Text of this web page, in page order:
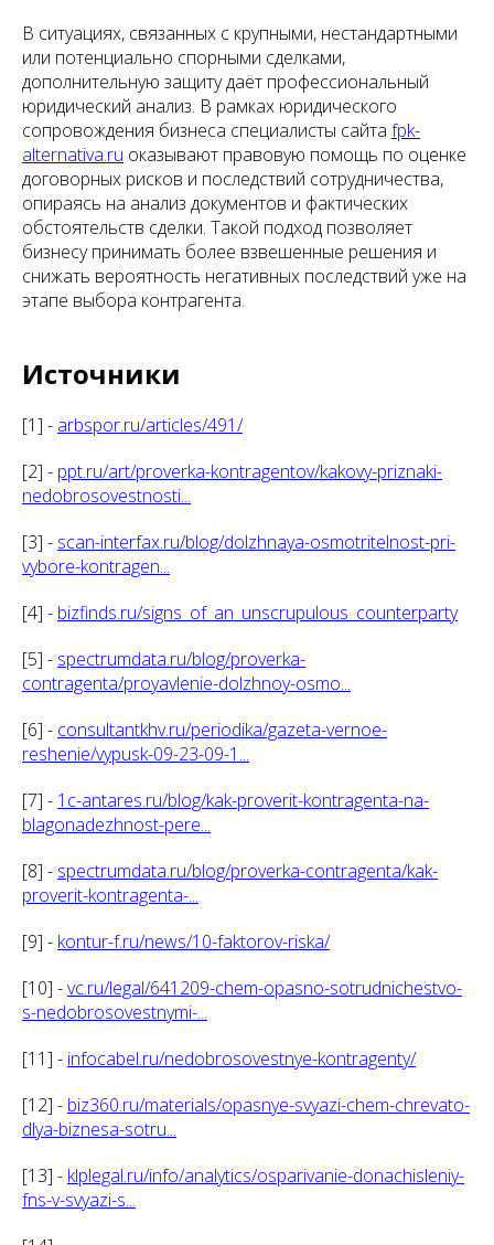
В ситуациях, связанных с крупными, нестандартными
или потенциально спорными сделками,
дополнительную защиту даёт профессиональный
юридический анализ. В рамках юридического
сопровождения бизнеса специалисты сайта fpk-
alternativa.ru оказывают правовую помощь по оценке
договорных рисков и последствий сотрудничества,
опираясь на анализ документов и фактических
обстоятельств сделки. Такой подход позволяет
бизнесу принимать более взвешенные решения и
снижать вероятность негативных последствий уже на
этапе выбора контрагента.
Источники
[1] - arbspor.ru/articles/491/
[2] - ppt.ru/art/proverka-kontragentov/kakovy-priznaki-
nedobrosovestnosti...
[3] - scan-interfax.ru/blog/dolzhnaya-osmotritelnost-pri-
vybore-kontragen...
[4] - bizfinds.ru/signs_of_an_unscrupulous_counterparty
[5] - spectrumdata.ru/blog/proverka-
contragenta/proyavlenie-dolzhnoy-osmo...
[6] - consultantkhv.ru/periodika/gazeta-vernoe-
reshenie/vypusk-09-23-09-1...
[7] - 1c-antares.ru/blog/kak-proverit-kontragenta-na-
blagonadezhnost-pere...
[8] - spectrumdata.ru/blog/proverka-contragenta/kak-
proverit-kontragenta-...
[9] - kontur-f.ru/news/10-faktorov-riska/
[10] -vc.ru/legal/641209-chem-opasno-sotrudnichestvo-
s-nedobrosovestnymi-...
[11] - infocabel.ru/nedobrosovestnye-kontragenty/
[12] - biz360.ru/materials/opasnye-svyazi-chem-chrevato-
dlya-biznesa-sotru...
[13] - klplegal.ru/info/analytics/osparivanie-donachisleniy-
fns-v-svyazi-s...